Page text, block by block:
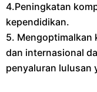
4.Peningkatan
kependidikan.
5. Mengoptimalkan
dan internasional
penyaluran lulusan